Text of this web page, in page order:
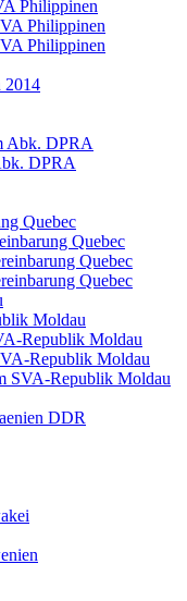
Philippinen
Philippinen
Philippinen
2014
Abk. DPRA
DPRA
Quebec
Quebec
Quebec
Quebec
Moldau
Republik Moldau
Republik Moldau
SVA-Republik Moldau
DDR